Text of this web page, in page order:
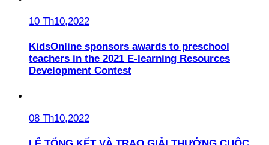
10 Th10,2022
KidsOnline sponsors awards to preschool
teachers in the 2021 E-learning Resources
Development Contest
08 Th10,2022